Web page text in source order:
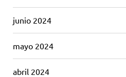
junio 2024
mayo 2024
abril 2024